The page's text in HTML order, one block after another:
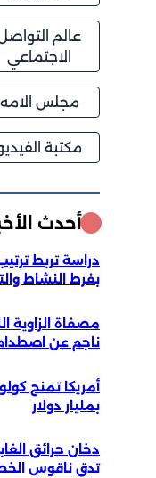
عالم
الاجتماعي
مجلس الامه
مكتبة
أحدث
دراسة تربط
بفرط النشاط
مصفاة الزاوية
ناجم عن
أمريكا تمنح
بمليار دولار
دخان حرائق
تدق ناقوس